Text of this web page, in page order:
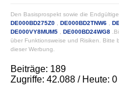
Den Basisprospekt sowie die
DE000BD275Z0
DE000BD2TNW6
DE000VY8MUM5
DE000BD24WG8
über Funktionsweise und Risiken. Bitte
dieser Werbung.
Beiträge: 189
Zugriffe: 42.088 / Heute: 0